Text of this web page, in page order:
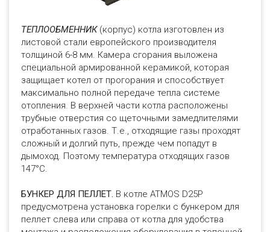
ТЕПЛООБМЕННИК(корпус) котла изготовлен из
листовой стали европейского производителя
толщиной 6-8 мм. Камера сгорания выложена
специальной армированной керамикой, которая
защищает котел от прогорания и способствует
максимально полной передаче тепла системе
отопления. В верхней части котла расположены
трубные отверстия со щеточными замедлителями
отработанных газов. Т.е., отходящие газы проходят
сложный и долгий путь, прежде чем попадут в
дымоход. Поэтому температура отходящих газов
147°C.
БУНКЕР ДЛЯ ПЕЛЛЕТ. В котле ATMOS D25P
предусмотрена установка горелки с бункером для
пеллет слева или справа от котла для удобства